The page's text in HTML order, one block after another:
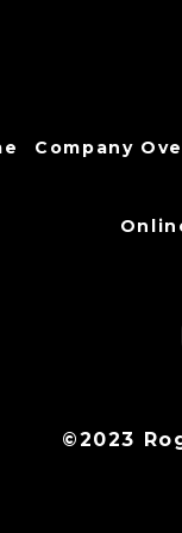
Company
©2023